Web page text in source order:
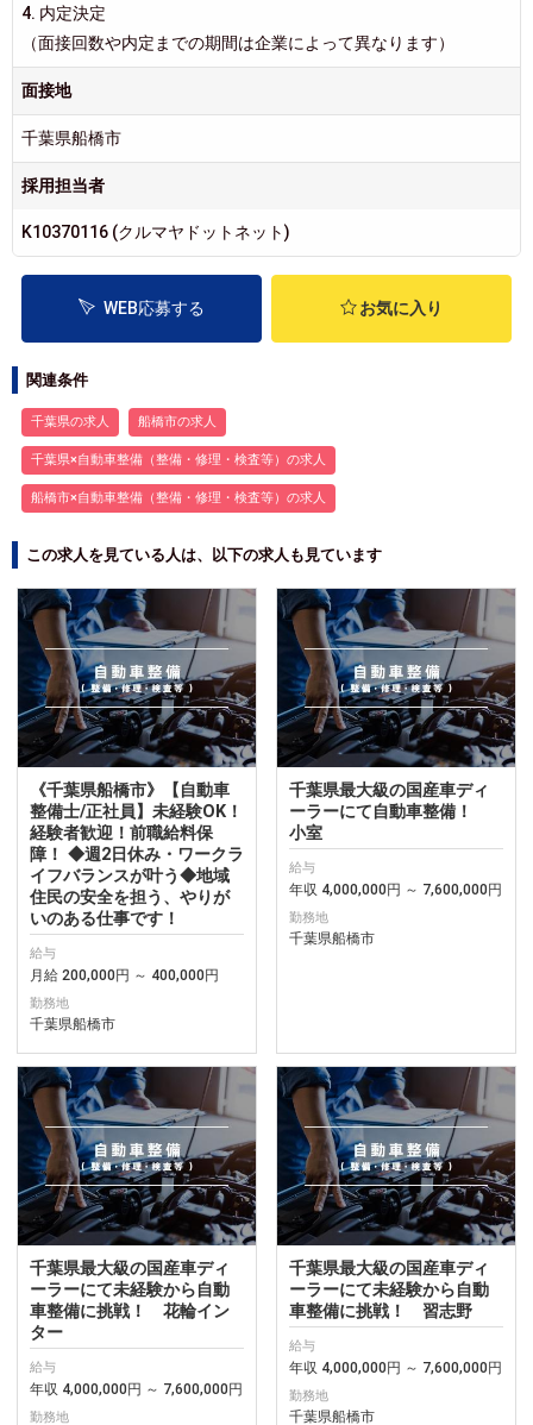
4. 内定決定
（面接回数や内定までの期間は企業によって異なります）
面接地
千葉県船橋市
採用担当者
K10370116 (クルマヤドットネット)
WEB応募する お気に入り
関連条件
千葉県の求人 船橋市の求人
千葉県×自動車整備（整備・修理・検査等）の求人
船橋市×自動車整備（整備・修理・検査等）の求人
この求人を見ている人は、以下の求人も見ています
《千葉県船橋市》【自動車
整備士/正社員】未経験OK！
経験者歓迎！前職給料保
障！ ◆週2日休み・ワークラ
イフバランスが叶う◆地域
住民の安全を担う、やりが
いのある仕事です！
給与
月給 200,000円 ～ 400,000円
勤務地
千葉県船橋市
千葉県最大級の国産車ディ
ーラーにて自動車整備！
小室
給与
年収 4,000,000円 ～ 7,600,000円
勤務地
千葉県船橋市
千葉県最大級の国産車ディ
ーラーにて未経験から自動
車整備に挑戦！ 花輪イン
ター
給与
年収 4,000,000円 ～ 7,600,000円
勤務地
千葉県最大級の国産車ディ
ーラーにて未経験から自動
車整備に挑戦！ 習志野
給与
年収 4,000,000円 ～ 7,600,000円
勤務地
千葉県船橋市